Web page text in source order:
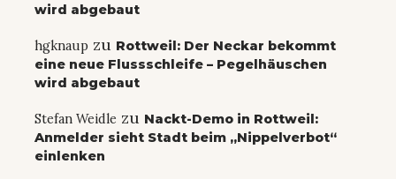
wird abgebaut
hgknaup zu Rottweil: Der Neckar bekommt
eine neue Flussschleife – Pegelhäuschen
wird abgebaut
Stefan Weidle zu Nackt-Demo in Rottweil:
Anmelder sieht Stadt beim „Nippelverbot“
einlenken